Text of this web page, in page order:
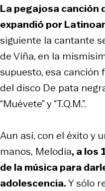
La pegajosa canción
expandió por
siguiente la cantante
de Viña, en la
supuesto, esa
del disco De pata
“Muévete” y “T.Q.M.”.
Aun así, con el éxito y
manos, Melodía, a los
de la música para
adolescencia.Y sólo